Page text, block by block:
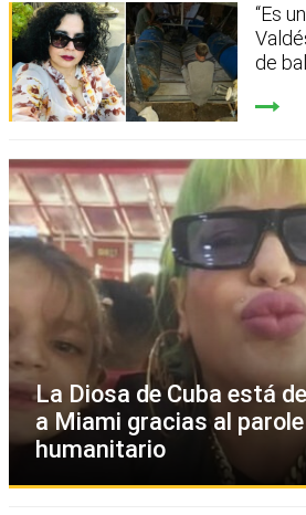
“Es
de
La Diosa de Cuba está
a Miami gracias al parole
humanitario